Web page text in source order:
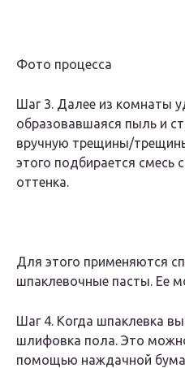
Фото процесса
Шаг 3. Далее из комнаты
образовавшаяся пыль и
вручную трещины/
этого подбирается смесь
оттенка.
Для этого применяются
шпаклевочные пасты. Ее
Шаг 4. Когда шпаклевка
шлифовка пола. Это
помощью наждачной